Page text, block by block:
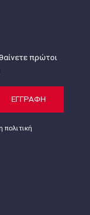
πρώτοι
ΕΓΓΡΑΦΗ
πολιτική